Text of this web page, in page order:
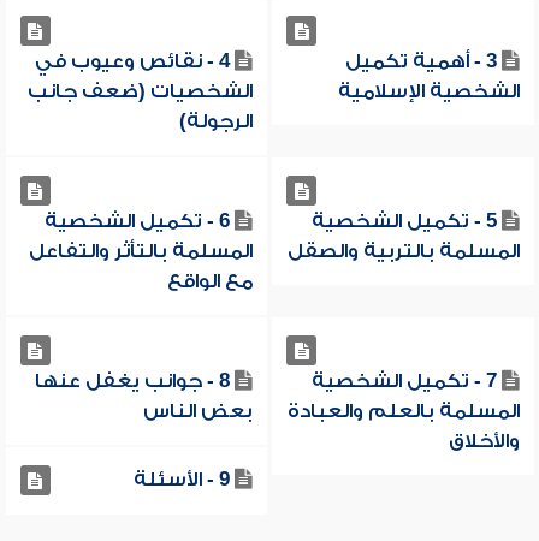
3 - أهمية تكميل
الشخصية الإسلامية
4 - نقائص وعيوب في
الشخصيات (ضعف جانب
الرجولة)
5 - تكميل الشخصية
المسلمة بالتربية والصقل
6 - تكميل الشخصية
المسلمة بالتأثر والتفاعل
مع الواقع
7 - تكميل الشخصية
المسلمة بالعلم والعبادة
والأخلاق
8 - جوانب يغفل عنها
بعض الناس
9 - الأسئلة